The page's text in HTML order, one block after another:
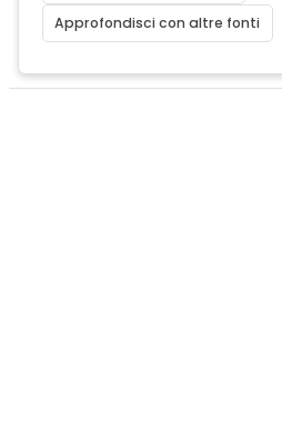
Approfondisci con altre fonti